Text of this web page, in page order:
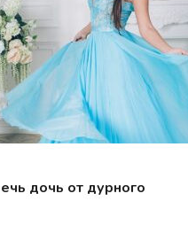
дочь от дурного